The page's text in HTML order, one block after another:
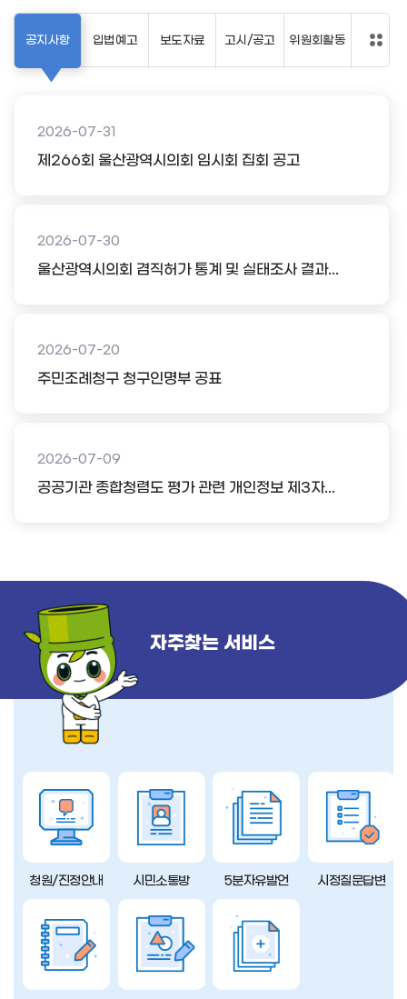
공지사항
2026-07-31
제266회 울산광역시의회 임시회 집회 공고
2026-07-30
울산광역시의회 겸직허가 통계 및 실태조사 결과...
2026-07-20
주민조례청구 청구인명부 공표
2026-07-09
공공기관 종합청렴도 평가 관련 개인정보 제3자...
입법예고 보도자료 고시/공고 위원회활동
자주찾는 서비스
청원/진정안내 시민소통방 5분자유발언 시정질문답변